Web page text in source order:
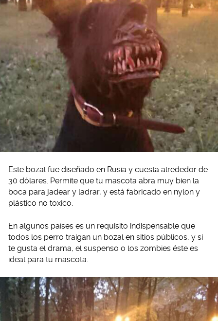
Este bozal fue diseñado en Rusia y cuesta alrededor de
30 dólares. Permite que tu mascota abra muy bien la
boca para jadear y ladrar, y está fabricado en nylon y
plástico no toxico.
En algunos países es un requisito indispensable que
todos los perro traigan un bozal en sitios públicos, y si
te gusta el drama, el suspenso o los zombies éste es
ideal para tu mascota.